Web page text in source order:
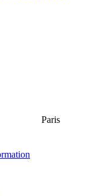
Paris